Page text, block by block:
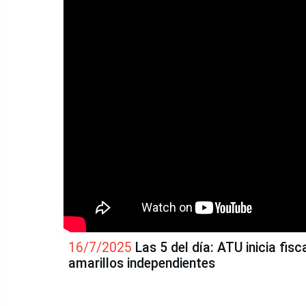
16/7/2025 Las 5 del día: ATU inicia
amarillos independientes